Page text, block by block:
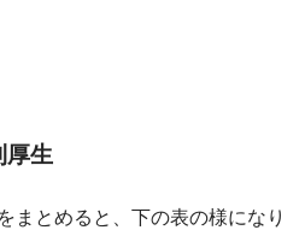
厚生
をまとめると、下の表の様になり